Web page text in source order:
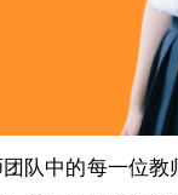
队中的每一位教